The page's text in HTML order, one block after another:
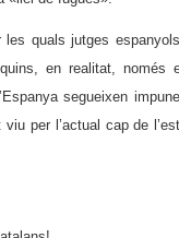
quals jutges
en realitat, només
segueixen
per l’actual cap de